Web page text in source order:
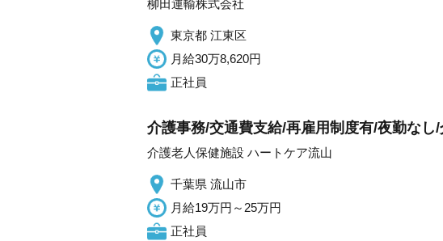
柳田運輸株式会社
東京都 江東区
月給30万8,620円
正社員
介護事務/交通費支給/再雇用制度有/夜勤なし
介護老人保健施設 ハートケア流山
千葉県 流山市
月給19万円～25万円
正社員